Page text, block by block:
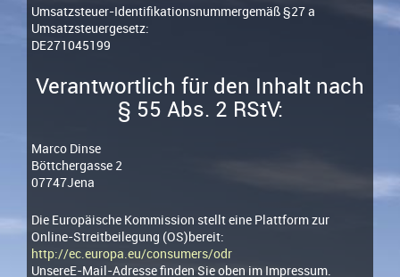
Umsatzsteuer-Identifikationsnummergemäß §27 a
Umsatzsteuergesetz:
DE271045199
Verantwortlich für den Inhalt nach
§ 55 Abs. 2 RStV:
Marco Dinse
Böttchergasse 2
07747Jena
Die Europäische Kommission stellt eine Plattform zur
Online-Streitbeilegung (OS)bereit:
http://ec.europa.eu/consumers/odr
UnsereE-Mail-Adresse finden Sie oben im Impressum.